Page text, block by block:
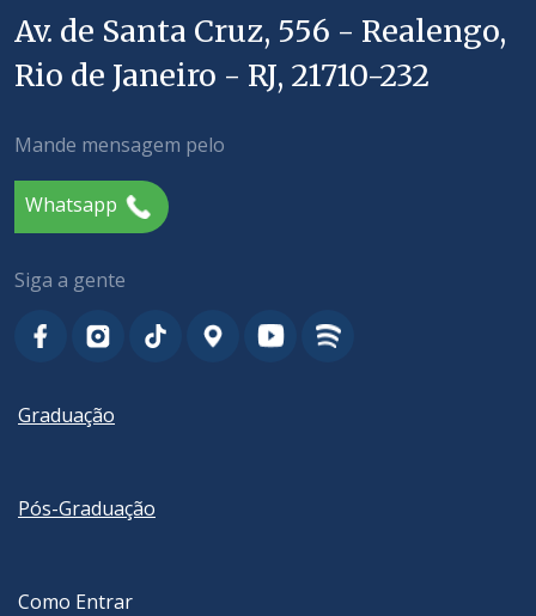
Av. de Santa Cruz, 556 - Realengo,
Rio de Janeiro - RJ, 21710-232
Mande mensagem pelo
Whatsapp
Siga a gente
Graduação
Pós-Graduação
Como Entrar